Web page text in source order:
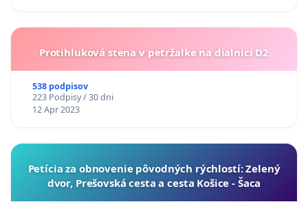
Protihluková stena v petržalke na dialnici D2
538 podpisov
223 Podpisy / 30 dni
12 Apr 2023
​Petícia za obnovenie pôvodných rýchlostí: Zelený
dvor, Prešovská cesta a cesta Košice - Šaca